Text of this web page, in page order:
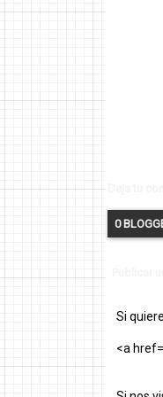
0
Si
<a